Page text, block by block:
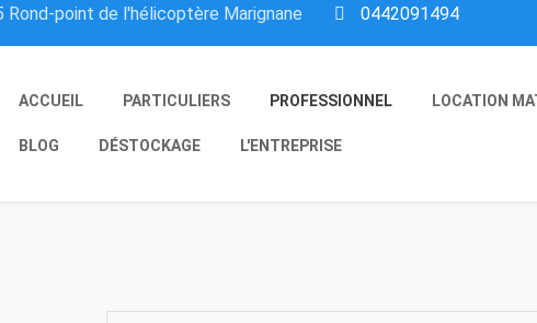
Rond-point de l'hélicoptère Marignane
0442091494
ACCUEIL PARTICULIERS PROFESSIONNEL LOCATION
BLOG DÉSTOCKAGE L'ENTREPRISE